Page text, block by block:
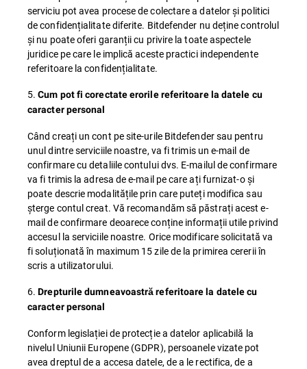
serviciu pot avea procese de colectare a datelor și politici
de confidențialitate diferite. Bitdefender nu deține controlul
și nu poate oferi garanții cu privire la toate aspectele
juridice pe care le implică aceste practici independente
referitoare la confidențialitate.
5.Cum pot fi corectate erorile referitoare la datele cu
caracter personal
Când creați un cont pe site-urile Bitdefender sau pentru
unul dintre serviciile noastre, va fi trimis un e-mail de
confirmare cu detaliile contului dvs. E-mailul de confirmare
va fi trimis la adresa de e-mail pe care ați furnizat-o și
poate descrie modalitățile prin care puteți modifica sau
șterge contul creat. Vă recomandăm să păstrați acest e-
mail de confirmare deoarece conține informații utile privind
accesul la serviciile noastre. Orice modificare solicitată va
fi soluționată în maximum 15 zile de la primirea cererii în
scris a utilizatorului.
6.Drepturile dumneavoastră referitoare la datele cu
caracter personal
Conform legislației de protecție a datelor aplicabilă la
nivelul Uniunii Europene (GDPR), persoanele vizate pot
avea dreptul de a accesa datele, de a le rectifica, de a